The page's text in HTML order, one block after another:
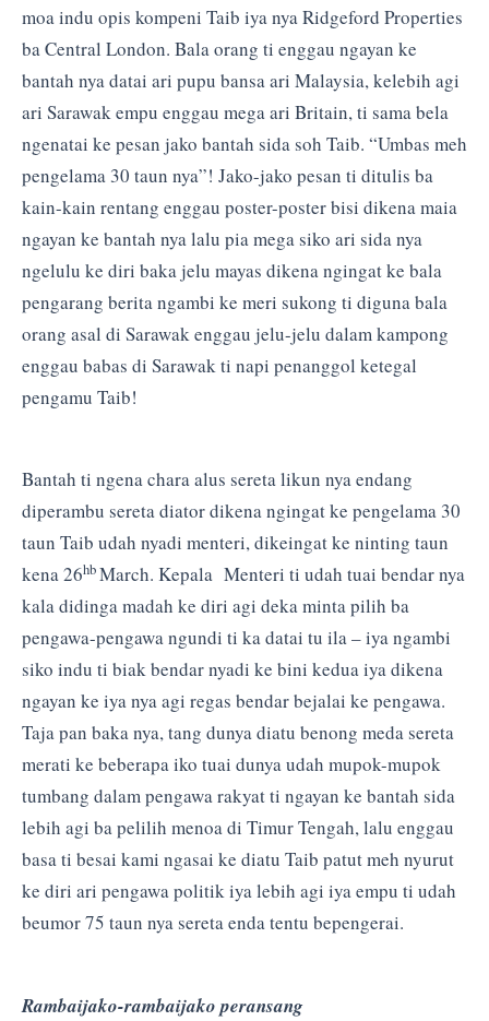
moa indu opis kompeni Taib iya nya Ridgeford Properties
ba Central London. Bala orang ti enggau ngayan ke
bantah nya datai ari pupu bansa ari Malaysia, kelebih agi
ari Sarawak empu enggau mega ari Britain, ti sama bela
ngenatai ke pesan jako bantah sida soh Taib. “Umbas meh
pengelama 30 taun nya”! Jako-jako pesan ti ditulis ba
kain-kain rentang enggau poster-poster bisi dikena maia
ngayan ke bantah nya lalu pia mega siko ari sida nya
ngelulu ke diri baka jelu mayas dikena ngingat ke bala
pengarang berita ngambi ke meri sukong ti diguna bala
orang asal di Sarawak enggau jelu-jelu dalam kampong
enggau babas di Sarawak ti napi penanggol ketegal
pengamu Taib!
Bantah ti ngena chara alus sereta likun nya endang
diperambu sereta diator dikena ngingat ke pengelama 30
taun Taib udah nyadi menteri, dikeingat ke ninting taun
kena 26hbMarch. Kepala Menteri ti udah tuai bendar nya
kala didinga madah ke diri agi deka minta pilih ba
pengawa-pengawa ngundi ti ka datai tu ila – iya ngambi
siko indu ti biak bendar nyadi ke bini kedua iya dikena
ngayan ke iya nya agi regas bendar bejalai ke pengawa.
Taja pan baka nya, tang dunya diatu benong meda sereta
merati ke beberapa iko tuai dunya udah mupok-mupok
tumbang dalam pengawa rakyat ti ngayan ke bantah sida
lebih agi ba pelilih menoa di Timur Tengah, lalu enggau
basa ti besai kami ngasai ke diatu Taib patut meh nyurut
ke diri ari pengawa politik iya lebih agi iya empu ti udah
beumor 75 taun nya sereta enda tentu bepengerai.
Rambaijako-rambaijako peransang